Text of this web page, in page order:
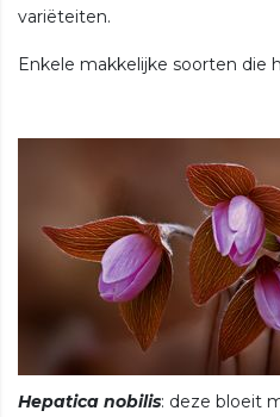
variëteiten.
Enkele makkelijke soorten die
Hepatica nobilis: deze bloeit